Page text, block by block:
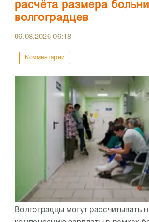
расчёта размера
волгоградцев
06.08.202606:18
Комментарии
Волгоградцы могут рассчитывать